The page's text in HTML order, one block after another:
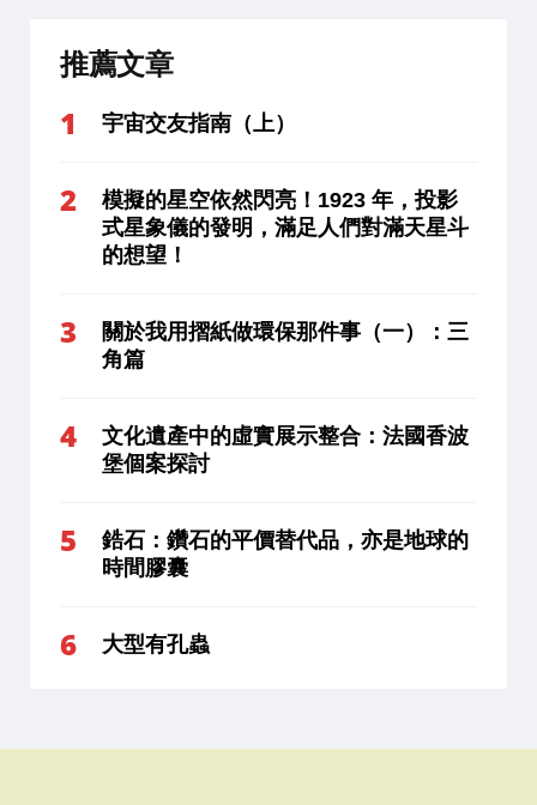
推薦文章
宇宙交友指南（上）
模擬的星空依然閃亮！1923 年，投影
式星象儀的發明，滿足人們對滿天星斗
的想望！
關於我用摺紙做環保那件事（一）：三
角篇
文化遺產中的虛實展示整合：法國香波
堡個案探討
鋯石：鑽石的平價替代品，亦是地球的
時間膠囊
大型有孔蟲